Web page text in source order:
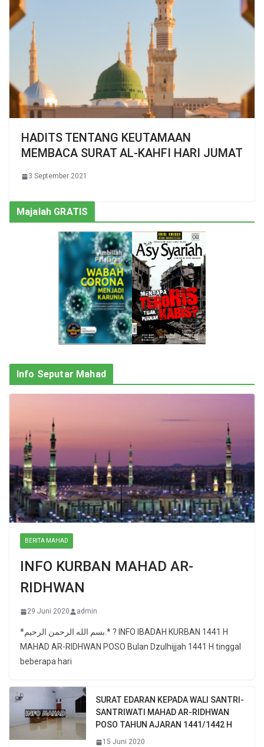
HADITS TENTANG KEUTAMAAN
MEMBACA SURAT AL-KAHFI HARI JUMAT
3 September 2021
Majalah GRATIS
Info Seputar Mahad
BERITA MAHAD
INFO KURBAN MAHAD AR-
RIDHWAN
29 Juni 2020 admin
*بسم الله الرحمن الرحيم.* ? INFO IBADAH KURBAN 1441 H
MAHAD AR-RIDHWAN POSO Bulan Dzulhijjah 1441 H tinggal
beberapa hari
SURAT EDARAN KEPADA WALI SANTRI-
SANTRIWATI MAHAD AR-RIDHWAN
POSO TAHUN AJARAN 1441/1442 H
15 Juni 2020